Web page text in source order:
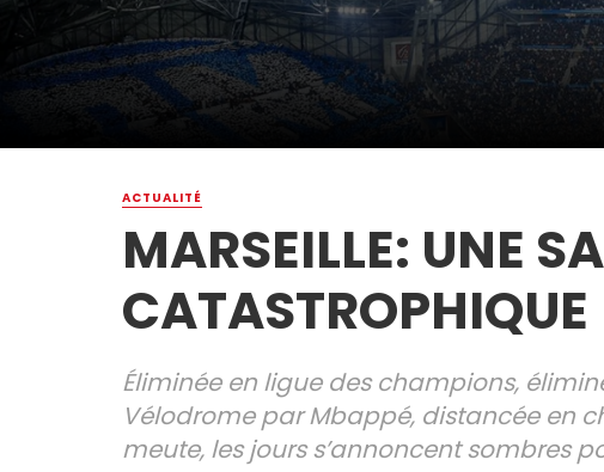
ACTUALITÉ
MARSEILLE: UNE
CATASTROPHIQUE
Éliminée en ligue des champions,
Vélodrome par Mbappé, distancée en
meute, les jours s’annoncent sombres